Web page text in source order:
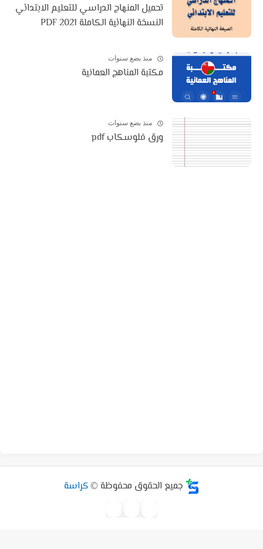
تحميل المنهاج الدراسي للتعليم الابتدائي
النسخة النهائية الكاملة 2021 PDF
منذ بضع سنوات
مكتبة المناهج العمانية
منذ بضع سنوات
ورق فلوسكاب pdf
جميع الحقوق محفوظة © كراسة